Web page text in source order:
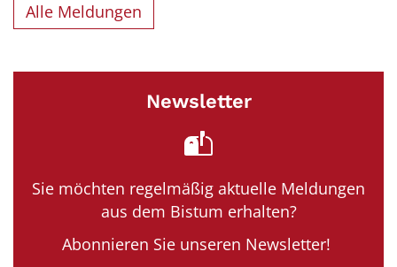
Alle Meldungen
Newsletter
Sie möchten regelmäßig aktuelle Meldungen
aus dem Bistum erhalten?
Abonnieren Sie unseren Newsletter!